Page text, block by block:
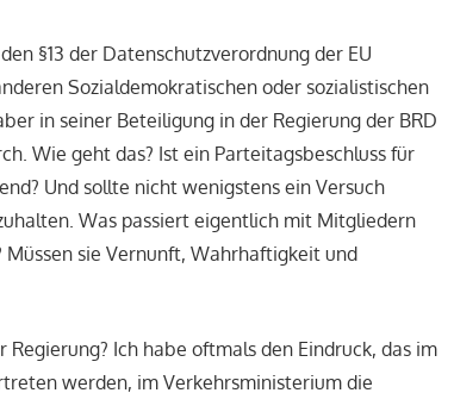
§13 der Datenschutzverordnung der EU
Sozialdemokratischen oder sozialistischen
in seiner Beteiligung in der Regierung der BRD
Wie geht das? Ist ein Parteitagsbeschluss für
Und sollte nicht wenigstens ein Versuch
Was passiert eigentlich mit Mitgliedern
sie Vernunft, Wahrhaftigkeit und
Ich habe oftmals den Eindruck, das im
werden, im Verkehrsministerium die